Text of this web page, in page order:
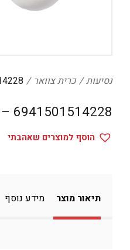
טיפוח
מסיבות וימי הולדת
נסיעות כרית צוואר
6941501514228 – כרית צוואר
הוסף למוצרים שאהבתי
תיאור מוצר מידע נוסף